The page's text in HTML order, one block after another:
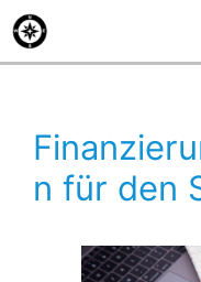
Zum
Inhalt
springen
n für den